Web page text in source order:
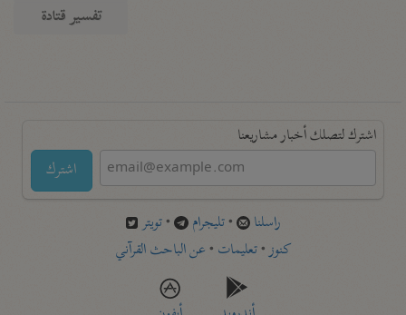
تفسير قتادة
اشترك لتصلك أخبار مشاريعنا
اشترك
راسلنا •تليجرام •تويتر
كنوز•تعليمات •عن الباحث القرآني